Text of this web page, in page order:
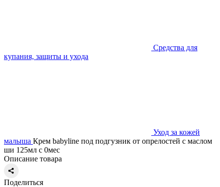
Средства для
купания, защиты и ухода
Уход за кожей
малыша Крем babyline под подгузник от опрелостей с маслом
ши 125мл с 0мес
Описание товара
Поделиться